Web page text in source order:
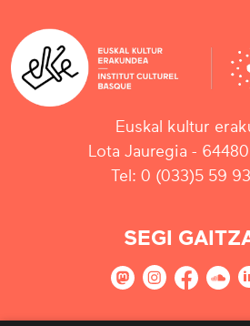
Euskal kultur
Lota Jauregia -
Tel: 0 (033)5 59
SEGI